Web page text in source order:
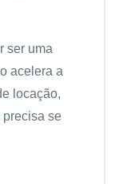
ser uma
acelera a
locação,
precisa se